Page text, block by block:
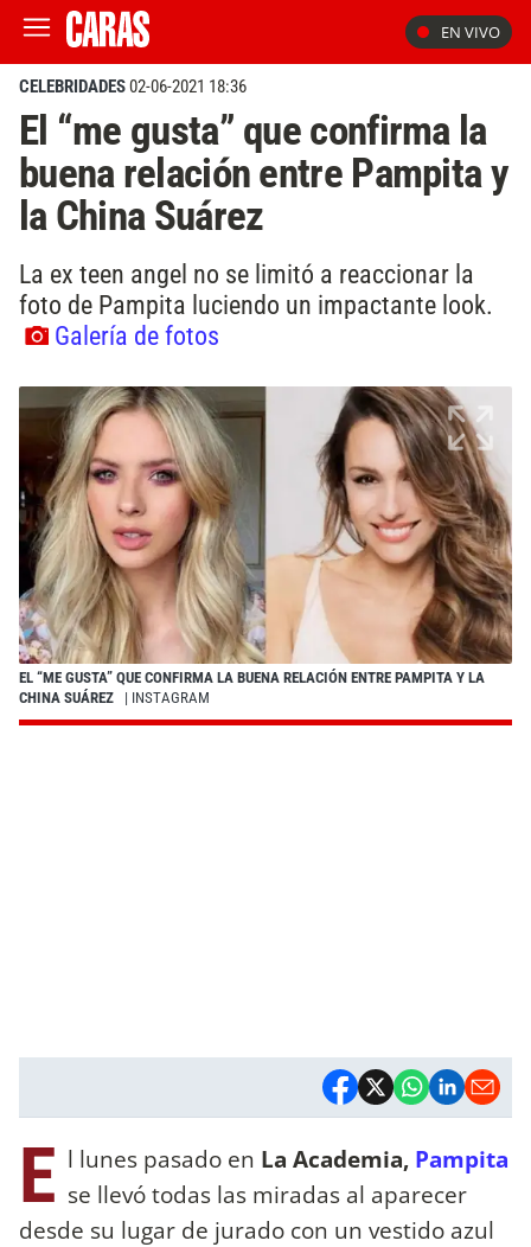
EN VIVO
CELEBRIDADES02-06-2021 18:36
El “me gusta” que confirma la
buena relación entre Pampita y
la China Suárez
La ex teen angel no se limitó a reaccionar la
foto de Pampita luciendo un impactante look.
Galería de fotos
EL “ME GUSTA” QUE CONFIRMA LA BUENA RELACIÓN ENTRE PAMPITA Y LA
CHINA SUÁREZ
| INSTAGRAM
E l lunes pasado en La Academia, Pampita
se llevó todas las miradas al aparecer
desde su lugar de jurado con un vestido azul